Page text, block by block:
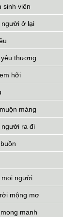
sinh viên
người ở lại
thương
hỡi
màng
người ra đi
mọi người
mộng mơ
manh